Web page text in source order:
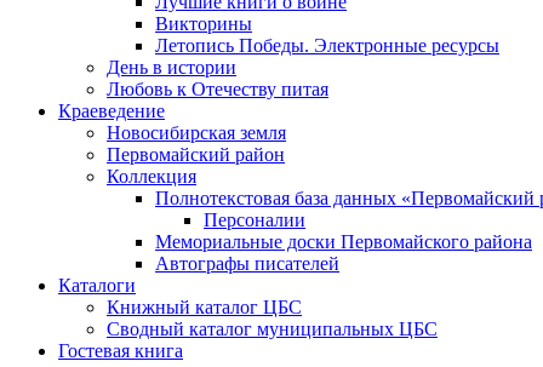
Викторины
Летопись Победы. Электронные ресурсы
День в истории
Любовь к Отечеству питая
Краеведение
Новосибирская земля
Первомайский район
Коллекция
Полнотекстовая база данных «Первомайский
Персоналии
Мемориальные доски Первомайского района
Автографы писателей
Каталоги
Книжный каталог ЦБС
Сводный каталог муниципальных ЦБС
Гостевая книга